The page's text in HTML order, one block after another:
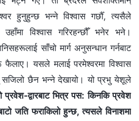
हुनुहुन्छ भन्‍ने विश्‍वास गर्छौँ, त्यसैले
विश्‍वास गरिरहन्छौँ भनेर भने।
साँचो मार्ग अनुसन्धान गर्नबाट
यसले मलाई परमेश्‍वरमा विश्‍वास
सजिलो छैन भन्‍ने देखायो। यो प्रभु येशूले
प्रवेश-द्वारबाट भित्र पस: किनकि प्रवेश
जति फराकिलो हुन्छ, त्यसले विनाशमा